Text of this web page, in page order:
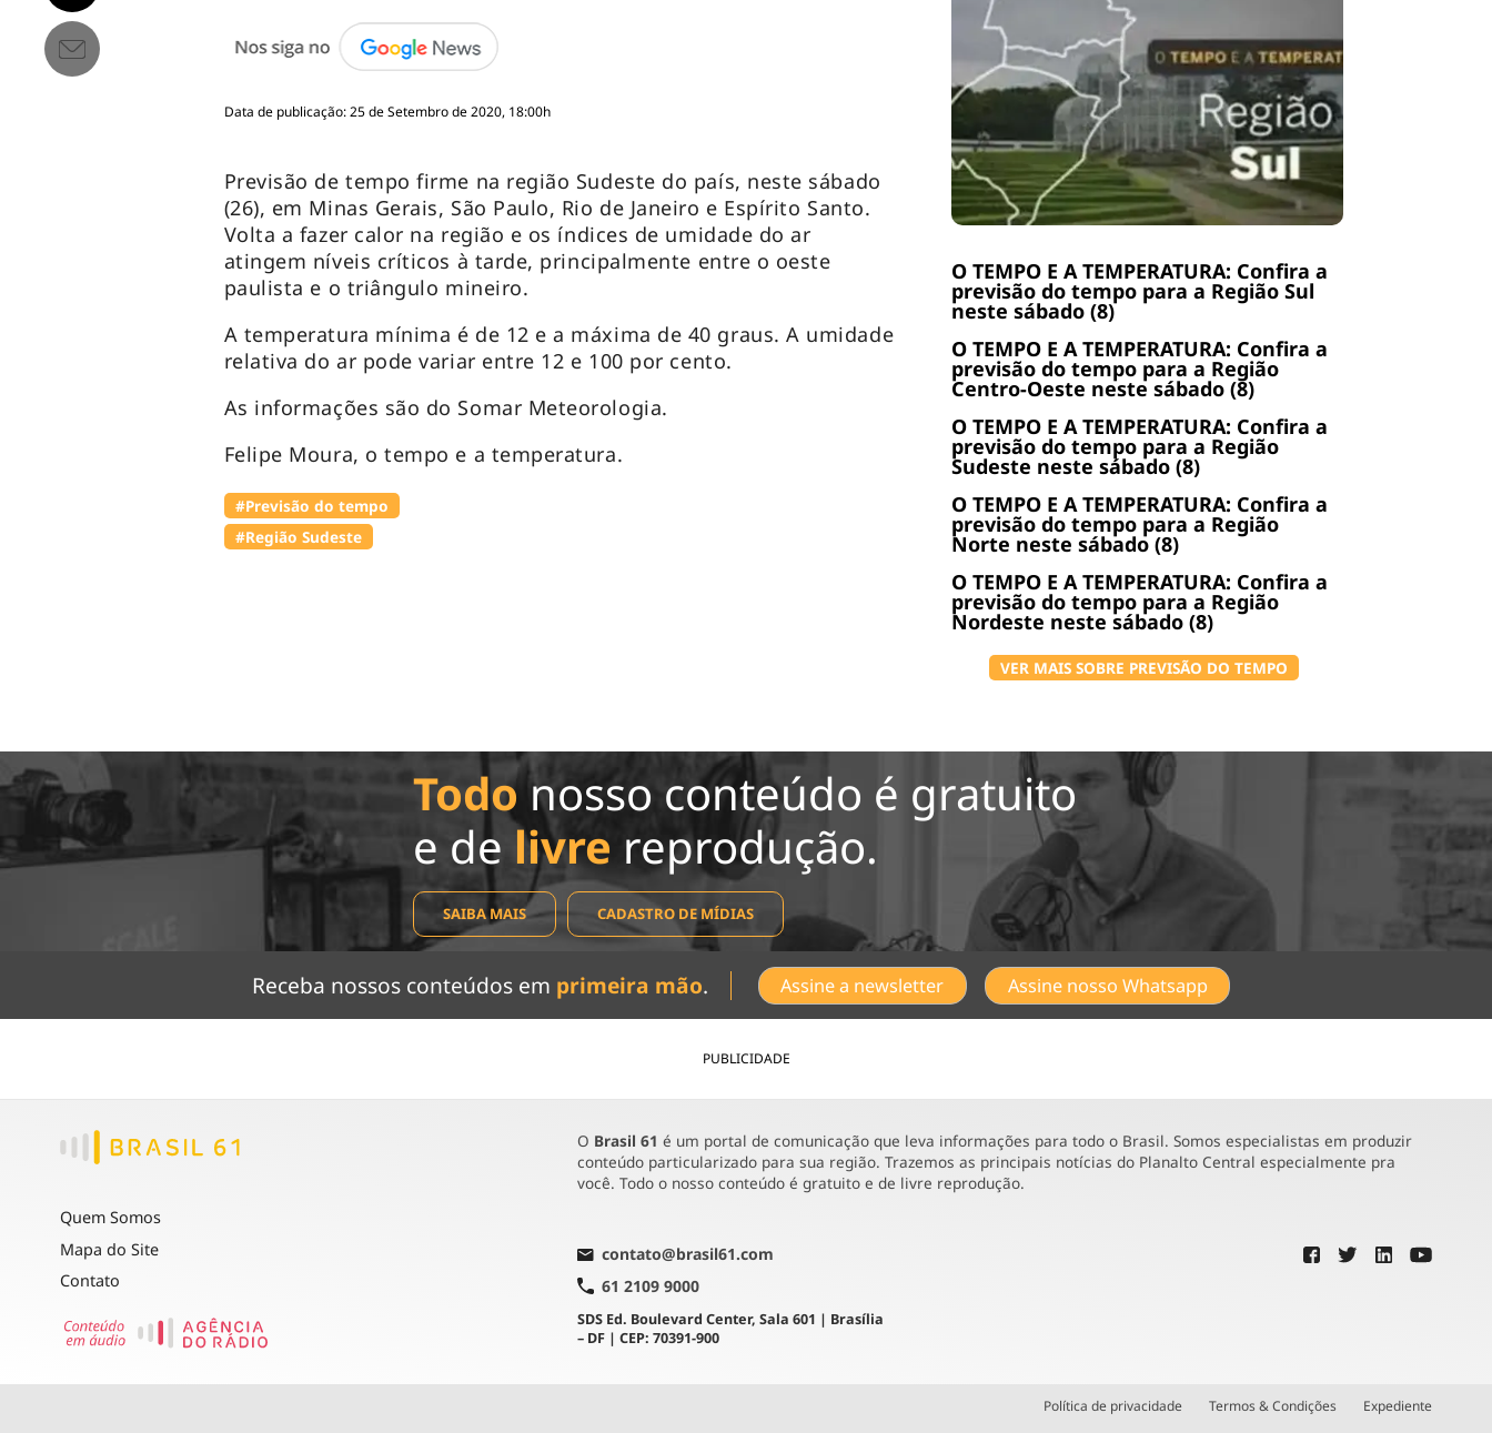
O TEMPO E A TEMPERATURA: Confira a
previsão do tempo para a Região Sul
neste sábado (8)
O TEMPO E A TEMPERATURA: Confira a
previsão do tempo para a Região
Centro-Oeste neste sábado (8)
O TEMPO E A TEMPERATURA: Confira a
previsão do tempo para a Região
Sudeste neste sábado (8)
O TEMPO E A TEMPERATURA: Confira a
previsão do tempo para a Região
Norte neste sábado (8)
O TEMPO E A TEMPERATURA: Confira a
previsão do tempo para a Região
Nordeste neste sábado (8)
VER MAIS SOBRE PREVISÃO DO TEMPO
Data de publicação: 25 de Setembro de 2020, 18:00h
Previsão de tempo firme na região Sudeste do país, neste sábado
(26), em Minas Gerais, São Paulo, Rio de Janeiro e Espírito Santo.
Volta a fazer calor na região e os índices de umidade do ar
atingem níveis críticos à tarde, principalmente entre o oeste
paulista e o triângulo mineiro.
A temperatura mínima é de 12 e a máxima de 40 graus. A umidade
relativa do ar pode variar entre 12 e 100 por cento.
As informações são do Somar Meteorologia.
Felipe Moura, o tempo e a temperatura.
#Previsão do tempo
#Região Sudeste
Todonosso conteúdo é gratuito
e de livre reprodução.
SAIBA MAIS CADASTRO DE MÍDIAS
Receba nossos conteúdos em primeira mão. Assine a newsletter Assine nosso Whatsapp
PUBLICIDADE
Quem Somos
Mapa do Site
Contato
O Brasil 61 é um portal de comunicação que leva informações para todo o Brasil. Somos especialistas em produzir
conteúdo particularizado para sua região. Trazemos as principais notícias do Planalto Central especialmente pra
você. Todo o nosso conteúdo é gratuito e de livre reprodução.
contato@brasil61.com
61 2109 9000
SDS Ed. Boulevard Center, Sala 601 | Brasília
– DF | CEP: 70391-900
Política de privacidade Termos & Condições Expediente